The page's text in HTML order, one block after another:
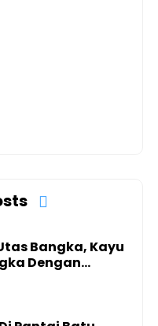
Bangka, Kayu
Dengan
Terjaga